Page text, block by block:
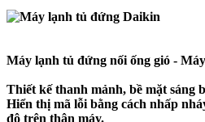
Máy lạnh tủ đứng nối ống gió -
Thiết kế thanh mảnh, bề mặt sáng
Hiển thị mã lỗi bằng cách nhấp
độ trên thân máy.